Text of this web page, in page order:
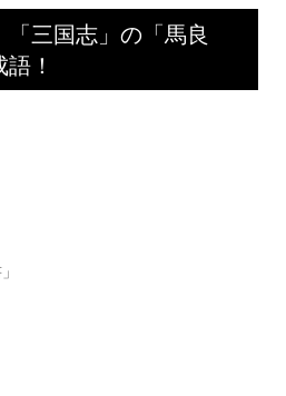
「三国志」の「馬良
！